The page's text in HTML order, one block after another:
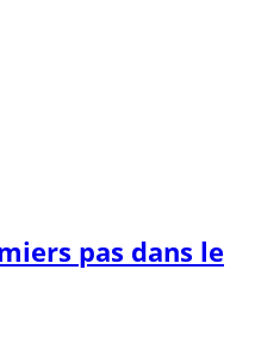
pas dans le